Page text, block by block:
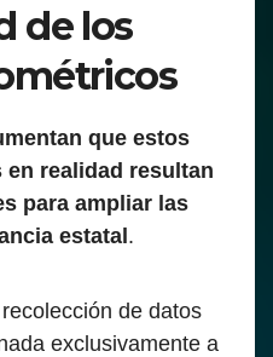
de los
que estos
realidad resultan
para ampliar las
estatal.
de datos
exclusivamente a